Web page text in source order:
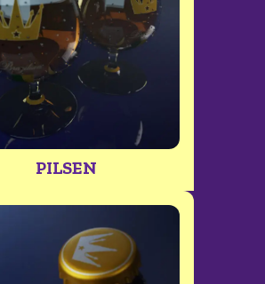
PILSEN